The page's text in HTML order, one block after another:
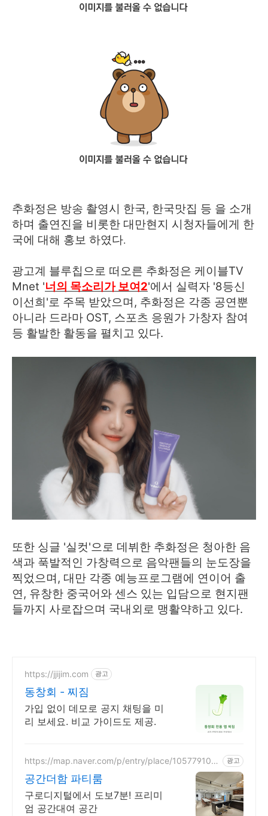
추화정은 방송 촬영시 한국, 한국맛집 등 을 소개
하며 출연진을 비롯한 대만현지 시청자들에게 한
국에 대해 홍보 하였다.
광고계 블루칩으로 떠오른 추화정은 케이블TV
Mnet '너의 목소리가보여 2'에서 실력자 '8등신
이선희'로 주목 받았으며, 추화정은 각종 공연뿐
아니라 드라마 OST, 스포츠 응원가 가창자 참여
등 활발한 활동을 펼치고 있다.
또한 싱글 '실컷'으로 데뷔한 추화정은 청아한 음
색과 푹발적인 가창력으로 음악팬들의 눈도장을
찍었으며, 대만 각종 예능프로그램에 연이어 출
연, 유창한 중국어와 센스 있는 입담으로 현지팬
들까지 사로잡으며 국내외로 맹활약하고 있다.
https://jjijim.com 광고
동창회 - 찌짐
가입 없이 데모로 공지 채팅을 미
리 보세요. 비교 가이드도 제공.
https://map.naver.com/p/entry/place/105779106
광고
공간더함 파티룸
구로디지털에서 도보7분! 프리미
엄 공간대여 공간